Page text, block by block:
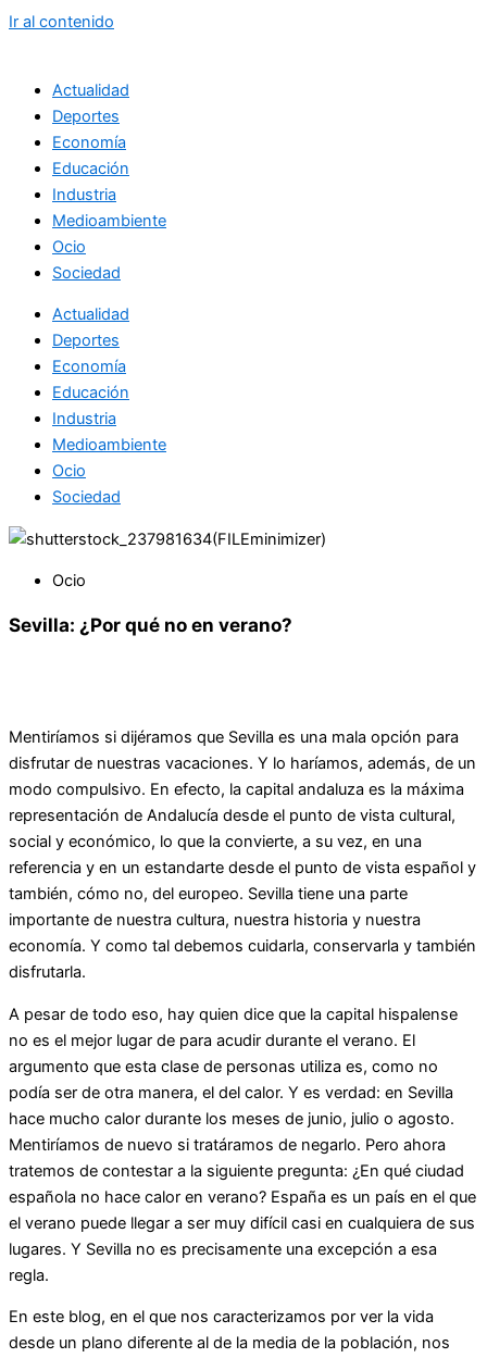
Ir al contenido
Actualidad
Deportes
Economía
Educación
Industria
Medioambiente
Ocio
Sociedad
Actualidad
Deportes
Economía
Educación
Industria
Medioambiente
Ocio
Sociedad
Ocio
Sevilla: ¿Por qué no en verano?
Mentiríamos si dijéramos que Sevilla es una mala opción para
disfrutar de nuestras vacaciones. Y lo haríamos, además, de un
modo compulsivo. En efecto, la capital andaluza es la máxima
representación de Andalucía desde el punto de vista cultural,
social y económico, lo que la convierte, a su vez, en una
referencia y en un estandarte desde el punto de vista español y
también, cómo no, del europeo. Sevilla tiene una parte
importante de nuestra cultura, nuestra historia y nuestra
economía. Y como tal debemos cuidarla, conservarla y también
disfrutarla.
A pesar de todo eso, hay quien dice que la capital hispalense
no es el mejor lugar de para acudir durante el verano. El
argumento que esta clase de personas utiliza es, como no
podía ser de otra manera, el del calor. Y es verdad: en Sevilla
hace mucho calor durante los meses de junio, julio o agosto.
Mentiríamos de nuevo si tratáramos de negarlo. Pero ahora
tratemos de contestar a la siguiente pregunta: ¿En qué ciudad
española no hace calor en verano? España es un país en el que
el verano puede llegar a ser muy difícil casi en cualquiera de sus
lugares. Y Sevilla no es precisamente una excepción a esa
regla.
En este blog, en el que nos caracterizamos por ver la vida
desde un plano diferente al de la media de la población, nos